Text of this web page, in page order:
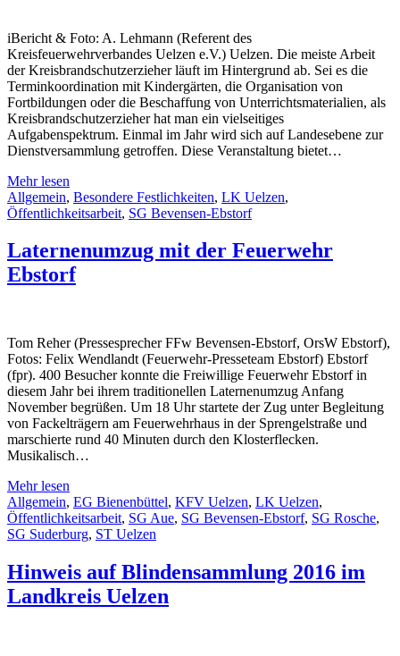
iBericht & Foto: A. Lehmann (Referent des
Kreisfeuerwehrverbandes Uelzen e.V.) Uelzen. Die meiste Arbeit
der Kreisbrandschutzerzieher läuft im Hintergrund ab. Sei es die
Terminkoordination mit Kindergärten, die Organisation von
Fortbildungen oder die Beschaffung von Unterrichtsmaterialien, als
Kreisbrandschutzerzieher hat man ein vielseitiges
Aufgabenspektrum. Einmal im Jahr wird sich auf Landesebene zur
Dienstversammlung getroffen. Diese Veranstaltung bietet…
Mehr lesen
Allgemein, Besondere Festlichkeiten, LK Uelzen,
Öffentlichkeitsarbeit, SG Bevensen-Ebstorf
Laternenumzug mit der Feuerwehr
Ebstorf
Tom Reher (Pressesprecher FFw Bevensen-Ebstorf, OrsW Ebstorf),
Fotos: Felix Wendlandt (Feuerwehr-Presseteam Ebstorf) Ebstorf
(fpr). 400 Besucher konnte die Freiwillige Feuerwehr Ebstorf in
diesem Jahr bei ihrem traditionellen Laternenumzug Anfang
November begrüßen. Um 18 Uhr startete der Zug unter Begleitung
von Fackelträgern am Feuerwehrhaus in der Sprengelstraße und
marschierte rund 40 Minuten durch den Klosterflecken.
Musikalisch…
Mehr lesen
Allgemein, EG Bienenbüttel, KFV Uelzen, LK Uelzen,
Öffentlichkeitsarbeit, SG Aue, SG Bevensen-Ebstorf, SG Rosche,
SG Suderburg, ST Uelzen
Hinweis auf Blindensammlung 2016 im
Landkreis Uelzen